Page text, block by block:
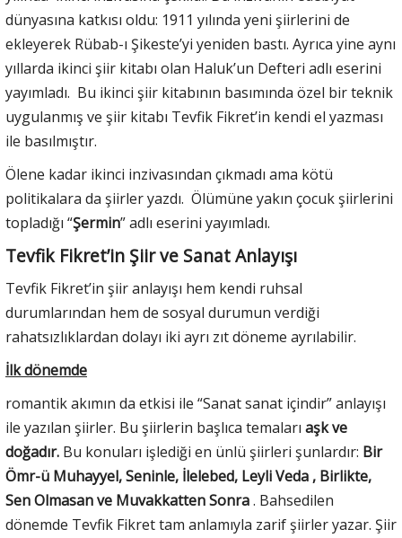
dünyasına katkısı oldu: 1911 yılında yeni şiirlerini de
ekleyerek Rübab-ı Şikeste’yi yeniden bastı. Ayrıca yine aynı
yıllarda ikinci şiir kitabı olan Haluk’un Defteri adlı eserini
yayımladı. Bu ikinci şiir kitabının basımında özel bir teknik
uygulanmış ve şiir kitabı Tevfik Fikret’in kendi el yazması
ile basılmıştır.
Ölene kadar ikinci inzivasından çıkmadı ama kötü
politikalara da şiirler yazdı. Ölümüne yakın çocuk şiirlerini
topladığı “Şermin” adlı eserini yayımladı.
Tevfik Fikret’in Şiir ve Sanat Anlayışı
Tevfik Fikret’in şiir anlayışı hem kendi ruhsal
durumlarından hem de sosyal durumun verdiği
rahatsızlıklardan dolayı iki ayrı zıt döneme ayrılabilir.
İlk dönemde
romantik akımın da etkisi ile “Sanat sanat içindir” anlayışı
ile yazılan şiirler. Bu şiirlerin başlıca temaları aşk ve
doğadır. Bu konuları işlediği en ünlü şiirleri şunlardır: Bir
Ömr-ü Muhayyel, Seninle, İlelebed, Leyli Veda , Birlikte,
Sen Olmasan ve Muvakkatten Sonra. Bahsedilen
dönemde Tevfik Fikret tam anlamıyla zarif şiirler yazar. Şiir